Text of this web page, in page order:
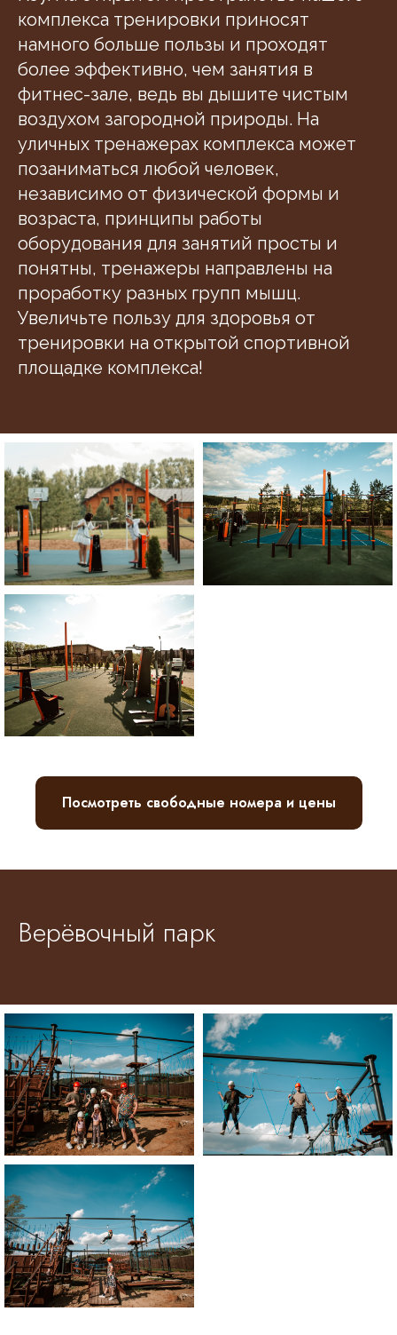
комплекса тренировки приносят
намного больше пользы и проходят
более эффективно, чем занятия в
фитнес-зале, ведь вы дышите чистым
воздухом загородной природы. На
уличных тренажерах комплекса может
позаниматься любой человек,
независимо от физической формы и
возраста, принципы работы
оборудования для занятий просты и
понятны, тренажеры направлены на
проработку разных групп мышц.
Увеличьте пользу для здоровья от
тренировки на открытой спортивной
площадке комплекса!
Посмотреть свободные номера и цены
Верёвочный парк